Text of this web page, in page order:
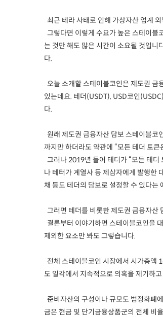
최근 테라 사태로 인해 가상자산 업계
그렇다면 이렇게 수요가 높은 스테이블
는 것만 해도 많은 시간이 소요될 것입니
다.
오늘 소개할 스테이블코인은 제도권 금
있는데요. 테더(USDT), USD코인
다.
원래 제도권 금융자산 담보 스테이블코
까지만 하더라도 약관에 “모든 테더 토
그러나 2019년 들어 테더가 “모든 테더
나 테터가 계열사 등 제삼자에게 발행한
채 등도 테더의 담보로 설정할 수 있다는
그러면 테더를 비롯한 제도권 금융자산
결론부터 이야기하면 스테이블코인을
제외한 요소만 봐도 그렇습니다.
전체 스테이블코인 시장에서 시가총액
도 일각에서 지속적으로 의혹을 제기하
준비자산의 구성이나 규모도 법정화폐
금은 현금 및 단기금융상품군의 전체 비